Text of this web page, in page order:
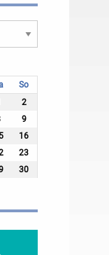
So
2
9
16
23
30